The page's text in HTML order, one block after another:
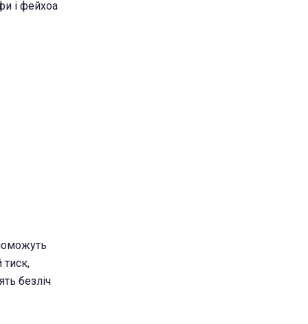
і фейхоа
тиск,
безліч